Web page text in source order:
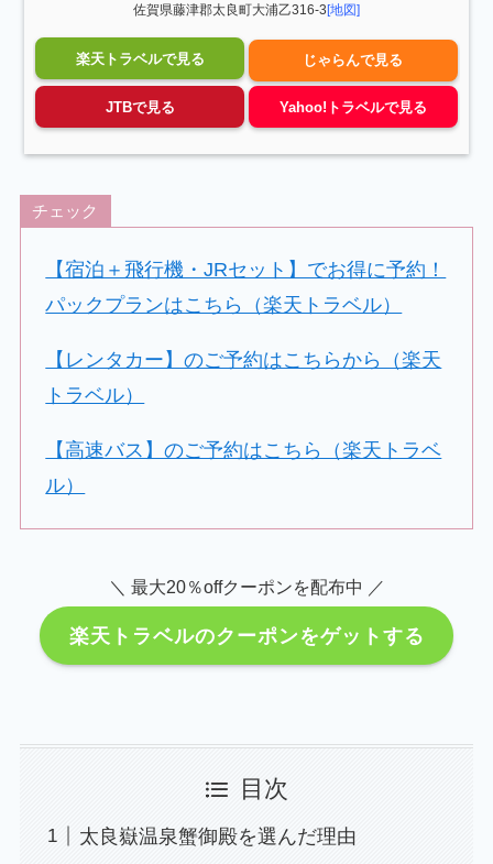
佐賀県藤津郡太良町大浦乙316-3[地図]
楽天トラベルで見る じゃらんで見る
JTBで見る Yahoo!トラベルで見る
チェック
【宿泊＋飛行機・JRセット】でお得に予約！
パックプランはこちら（楽天トラベル）
【レンタカー】のご予約はこちらから（楽天
トラベル）
【高速バス】のご予約はこちら（楽天トラベ
ル）
＼ 最大20％offクーポンを配布中 ／
楽天トラベルのクーポンをゲットする
目次
太良嶽温泉蟹御殿を選んだ理由